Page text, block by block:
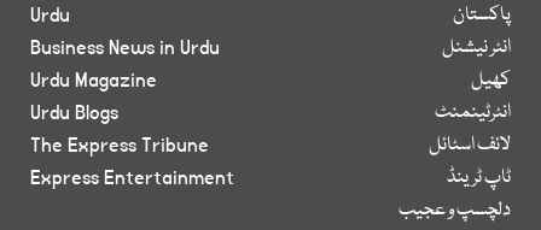
پاکستان
انٹر نیشنل
کھیل
انٹرٹینمنٹ
لائف اسٹائل
ٹاپ ٹرینڈ
دلچسپ و عجیب
Urdu
Business News in Urdu
Urdu Magazine
Urdu Blogs
The Express Tribune
Express Entertainment